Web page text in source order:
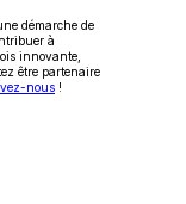
démarche de
à
innovante,
être partenaire
nous !